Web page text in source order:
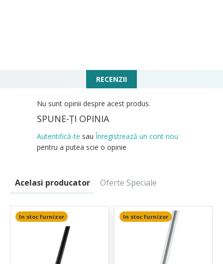
RECENZII
Nu sunt opinii despre acest produs.
SPUNE-ŢI OPINIA
Autentifică-te sau Înregistrează un cont nou
pentru a putea scie o opinie
Acelasi producator Oferte Speciale
In stoc furnizor In stoc furnizor